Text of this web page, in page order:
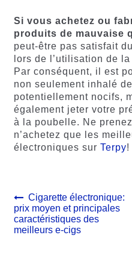
Si vous achetez ou
produits de mauvaise
peut-être pas satisfait
lors de l’utilisation de
Par conséquent, il est
non seulement inhalé
potentiellement nocifs,
également jeter votre
à la poubelle. Ne
n’achetez que les
électroniques sur Terpy!
Navigation
de
l’article
Article
précédent :
Cigarette électronique:
prix moyen et principales
caractéristiques des
meilleurs e-cigs